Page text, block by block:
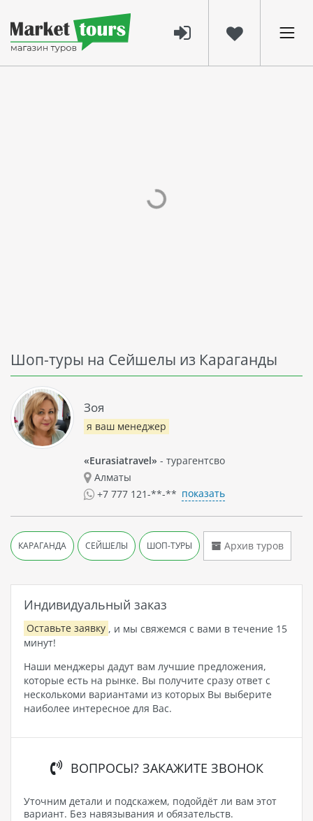
Шоп-туры на Сейшелы из Караганды
Индивидуальный заказ
Оставьте заявку , и мы свяжемся с вами в течение 15
минут!
Наши менджеры дадут вам лучшие предложения,
которые есть на рынке. Вы получите сразу ответ с
несколькоми вариантами из которых Вы выберите
наиболее интересное для Вас.
ВОПРОСЫ? ЗАКАЖИТЕ ЗВОНОК
Уточним детали и подскажем, подойдёт ли вам этот
вариант. Без навязывания и обязательств.
Зоя
я ваш менеджер
«Eurasiatravel» - турагентсво
Алматы
+7 777 121-**-** показать
КАРАГАНДА СЕЙШЕЛЫ ШОП-ТУРЫ Архив туров